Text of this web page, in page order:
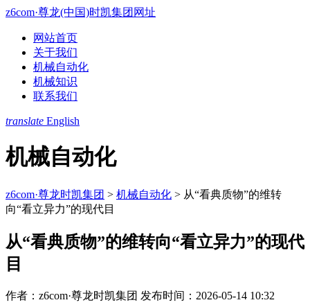
z6com·尊龙(中国)时凯集团网址
网站首页
关于我们
机械自动化
机械知识
联系我们
translate English
机械自动化
z6com·尊龙时凯集团 > 机械自动化 > 从“看典质物”的维转
向“看立异力”的现代目
从“看典质物”的维转向“看立异力”的现代
目
作者：z6com·尊龙时凯集团 发布时间：2026-05-14 10:32